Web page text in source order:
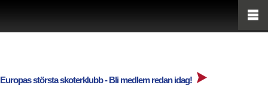
Europas största skoterklubb - Bli medlem redan idag!